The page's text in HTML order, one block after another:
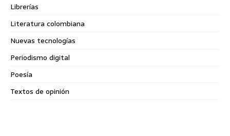
Librerías
Literatura colombiana
Nuevas tecnologías
Periodismo digital
Poesía
Textos de opinión